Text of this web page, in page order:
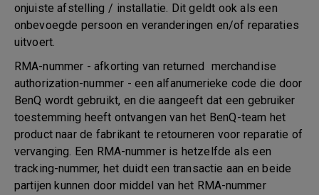
onjuiste afstelling / installatie. Dit geldt ook als een
onbevoegde persoon en veranderingen en/of reparaties
uitvoert.
RMA-nummer - afkorting van returned merchandise
authorization-nummer - een alfanumerieke code die door
BenQ wordt gebruikt, en die aangeeft dat een gebruiker
toestemming heeft ontvangen van het BenQ-team het
product naar de fabrikant te retourneren voor reparatie of
vervanging. Een RMA-nummer is hetzelfde als een
tracking-nummer, het duidt een transactie aan en beide
partijen kunnen door middel van het RMA-nummer